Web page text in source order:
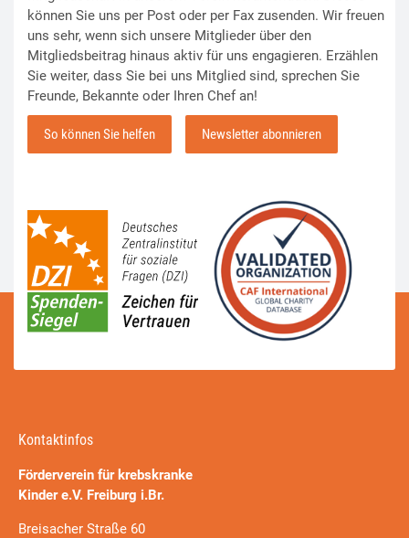
können Sie uns per Post oder per Fax zusenden. Wir freuen
uns sehr, wenn sich unsere Mitglieder über den
Mitgliedsbeitrag hinaus aktiv für uns engagieren. Erzählen
Sie weiter, dass Sie bei uns Mitglied sind, sprechen Sie
Freunde, Bekannte oder Ihren Chef an!
So können Sie helfen Newsletter abonnieren
Kontaktinfos
Förderverein für krebskranke
Kinder e.V. Freiburg i.Br.
Breisacher Straße 60